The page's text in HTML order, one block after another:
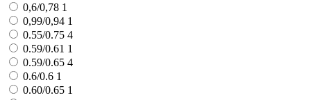
0,6/0,78 1
0,99/0,94 1
0.55/0.75 4
0.59/0.61 1
0.59/0.65 4
0.6/0.6 1
0.60/0.65 1